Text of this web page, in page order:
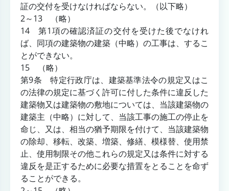
証の交付を受けなければならない。（以下略）
2～13 （略）
14 第1項の確認済証の交付を受けた後でなけれ
ば、同項の建築物の建築（中略）の工事は、するこ
とができない。
15 （略）
第9条 特定行政庁は、建築基準法令の規定又はこ
の法律の規定に基づく許可に付した条件に違反した
建築物又は建築物の敷地については、当該建築物の
建築主（中略）に対して、当該工事の施工の停止を
命じ、又は、相当の猶予期限を付けて、当該建築物
の除却、移転、改築、増築、修繕、模様替、使用禁
止、使用制限その他これらの規定又は条件に対する
違反を是正するために必要な措置をとることを命ず
ることができる。